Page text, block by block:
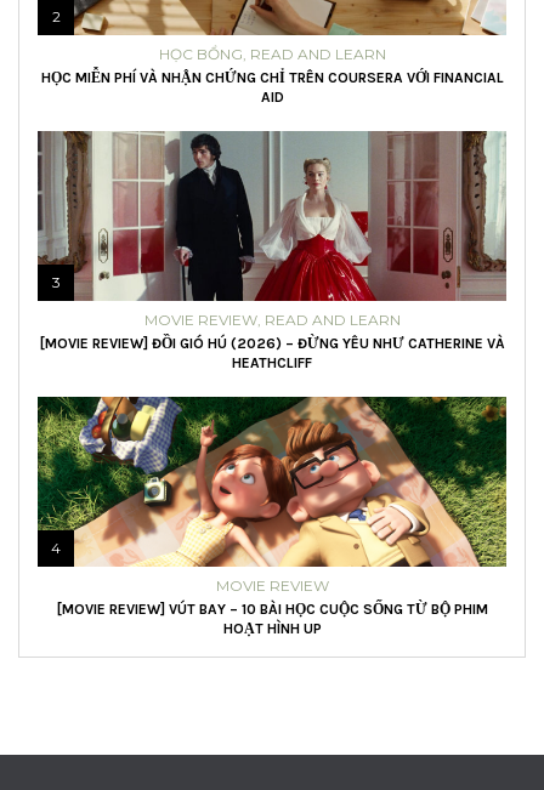
2
HỌC BỔNG, READ AND LEARN
HỌC MIỄN PHÍ VÀ NHẬN CHỨNG CHỈ TRÊN COURSERA VỚI FINANCIAL
AID
3
MOVIE REVIEW, READ AND LEARN
[MOVIE REVIEW] ĐỒI GIÓ HÚ (2026) – ĐỪNG YÊU NHƯ CATHERINE VÀ
HEATHCLIFF
4
MOVIE REVIEW
[MOVIE REVIEW] VÚT BAY – 10 BÀI HỌC CUỘC SỐNG TỪ BỘ PHIM
HOẠT HÌNH UP